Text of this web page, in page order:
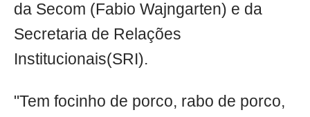
da Secom (Fabio Wajngarten) e da
Secretaria de Relações
Institucionais(SRI).
"Tem focinho de porco, rabo de porco,